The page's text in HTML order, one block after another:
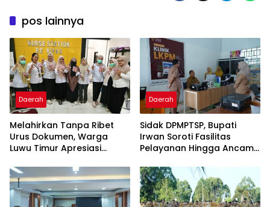
pos lainnya
Daerah
Melahirkan Tanpa Ribet
Urus Dokumen, Warga
Luwu Timur Apresiasi
Daerah
Sidak DPMPTSP, Bupati
Irwan Soroti Fasilitas
Pelayanan Hingga Ancam